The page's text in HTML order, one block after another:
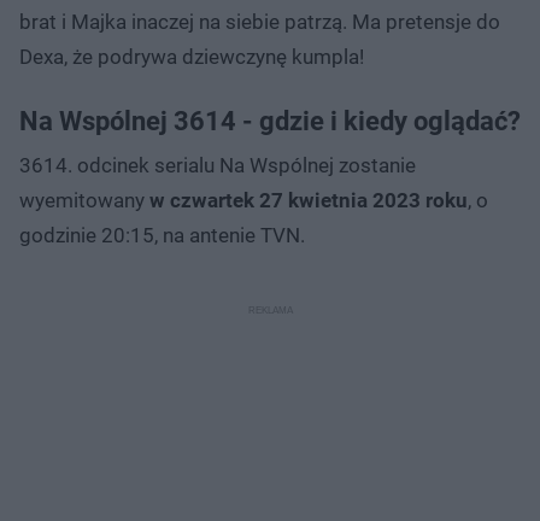
brat i Majka inaczej na siebie patrzą. Ma pretensje do
Dexa, że podrywa dziewczynę kumpla!
Na Wspólnej 3614 - gdzie i kiedy oglądać?
3614. odcinek serialu Na Wspólnej zostanie
wyemitowany w czwartek 27 kwietnia 2023 roku, o
godzinie 20:15, na antenie TVN.